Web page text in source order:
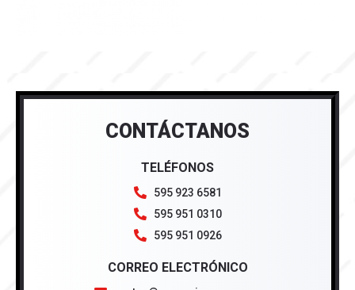
CONTÁCTANOS
TELÉFONOS
595 923 6581
595 951 0310
595 951 0926
CORREO ELECTRÓNICO